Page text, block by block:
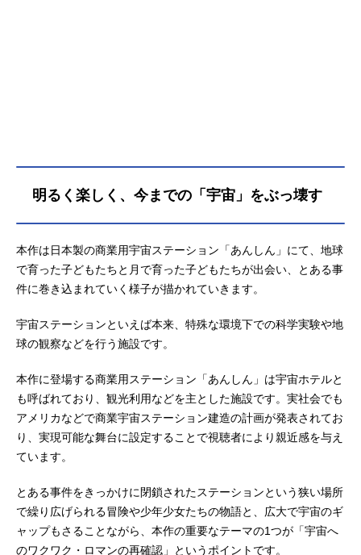
明るく楽しく、今までの「宇宙」をぶっ壊す
本作は日本製の商業用宇宙ステーション「あんしん」にて、地球
で育った子どもたちと月で育った子どもたちが出会い、とある事
件に巻き込まれていく様子が描かれていきます。
宇宙ステーションといえば本来、特殊な環境下での科学実験や地
球の観察などを行う施設です。
本作に登場する商業用ステーション「あんしん」は宇宙ホテルと
も呼ばれており、観光利用などを主とした施設です。実社会でも
アメリカなどで商業宇宙ステーション建造の計画が発表されてお
り、実現可能な舞台に設定することで視聴者により親近感を与え
ています。
とある事件をきっかけに閉鎖されたステーションという狭い場所
で繰り広げられる冒険や少年少女たちの物語と、広大で宇宙のギ
ャップもさることながら、本作の重要なテーマの1つが「宇宙へ
のワクワク・ロマンの再確認」というポイントです。